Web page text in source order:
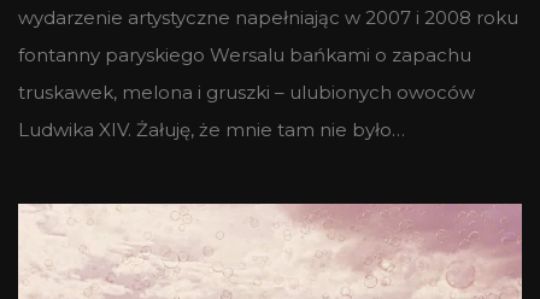
wydarzenie artystyczne napełniając w 2007 i 2008 roku
fontanny paryskiego Wersalu bańkami o zapachu
truskawek, melona i gruszki – ulubionych owoców
Ludwika XIV. Żałuję, że mnie tam nie było…